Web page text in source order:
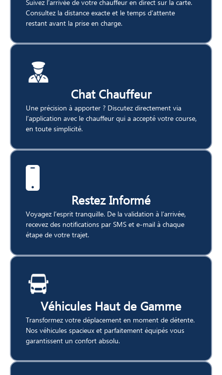
Suivez l’arrivée de votre chauffeur en direct sur la carte.
Consultez la distance exacte et le temps d’attente
restant avant la prise en charge.
Chat Chauffeur
Une précision à apporter ? Discutez directement via
l’application avec le chauffeur qui a accepté votre course,
en toute simplicité.
Restez Informé
Voyagez l’esprit tranquille. De la validation à l’arrivée,
recevez des notifications par SMS et e-mail à chaque
étape de votre trajet.
Véhicules Haut de Gamme
Transformez votre déplacement en moment de détente.
Nos véhicules spacieux et parfaitement équipés vous
garantissent un confort absolu.